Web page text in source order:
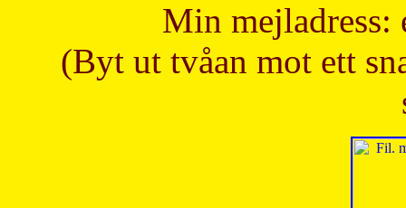
Min mejladress:
(Byt ut tvåan mot ett